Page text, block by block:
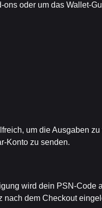
oder um das Wallet-
um die Ausgaben zu
Konto zu senden.
wird dein PSN-Code
dem Checkout